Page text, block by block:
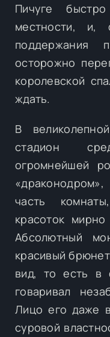
Пичуге
местности, и,
поддержания
осторожно
королевской
ждать.
В
стадион
огромнейшей
часть
красоток
Абсолютный
красивый
вид, то есть в
говаривал
Лицо его даже
суровой